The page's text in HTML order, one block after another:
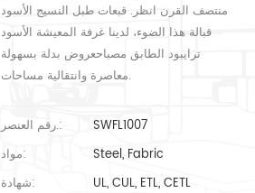
منتصف القرن انظر. قبعات طبل النسيج الأسود
قبالة هذا الضوء، لدينا غرفة المعيشة الأسود
ترايبود الطابق مصباحعروض بدلة بسهولة
معاصرة وانتقالية مساحات.
رقم العنصر.:
SWFL1007
مواد:
Steel, Fabric
شهادة:
UL, CUL, ETL, CETL